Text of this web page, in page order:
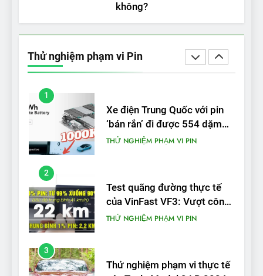
không?
Thử nghiệm phạm vi Pin
VinFast VF 5 di chuyển được
bao nhiêu km sau mỗi lần
sạc đầy?
THỬ NGHIỆM PHẠM VI PIN
1
Xe điện Trung Quốc với pin
‘bán rắn’ đi được 554 dặm
trong bài kiểm tra phạm vi
THỬ NGHIỆM PHẠM VI PIN
2
Test quãng đường thực tế
của VinFast VF3: Vượt công
bố từ nhà sản xuất
THỬ NGHIỆM PHẠM VI PIN
3
Thử nghiệm phạm vi thực tế